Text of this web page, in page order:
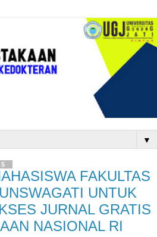
▼
FAKULTAS
UNTUK
JURNAL GRATIS
NASIONAL RI